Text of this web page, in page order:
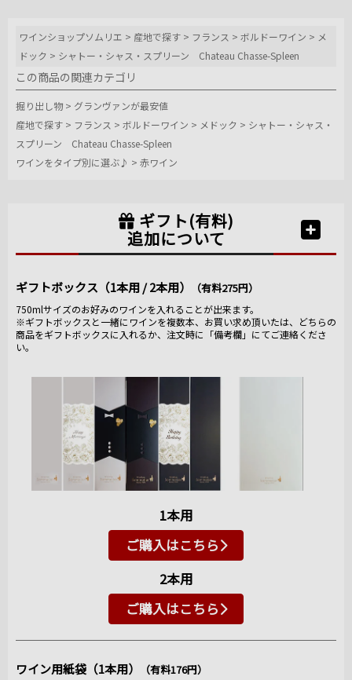
ワインショップソムリエ > 産地で探す > フランス >ボルドーワイン > メ
ドック > シャトー・シャス・スプリーン Chateau Chasse-Spleen
この商品の関連カテゴリ
掘り出し物 > グランヴァンが最安値
産地で探す > フランス > ボルドーワイン > メドック > シャトー・シャス・
スプリーン Chateau Chasse-Spleen
ワインをタイプ別に選ぶ♪ > 赤ワイン
ギフト(有料)
追加について
ギフトボックス（1本用 / 2本用） （有料275円）
750mlサイズのお好みのワインを入れることが出来ます。
※ギフトボックスと一緒にワインを複数本、お買い求め頂いたは、どちらの
商品をギフトボックスに入れるか、注文時に「備考欄」にてご連絡くださ
い。
1本用
ご購入はこちら
2本用
ご購入はこちら
ワイン用紙袋（1本用） （有料176円）